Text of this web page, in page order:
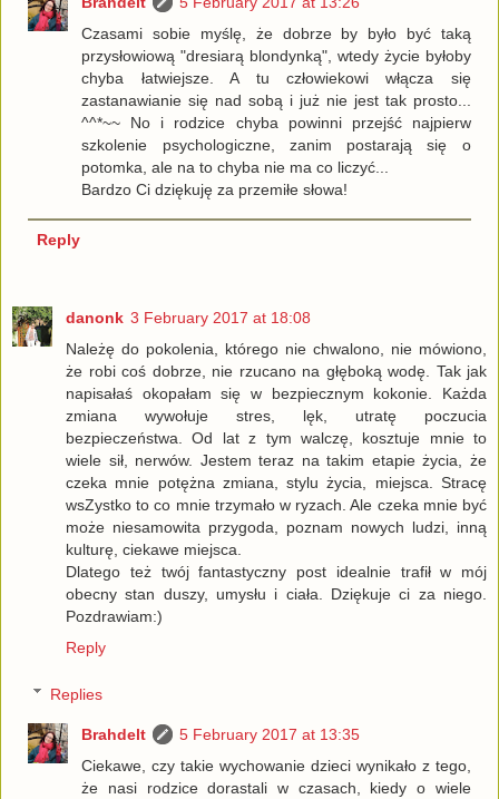
Czasami sobie myślę, że dobrze by było być taką
przysłowiową "dresiarą blondynką", wtedy życie byłoby
chyba łatwiejsze. A tu człowiekowi włącza się
zastanawianie się nad sobą i już nie jest tak prosto...
^^*~~ No i rodzice chyba powinni przejść najpierw
szkolenie psychologiczne, zanim postarają się o
potomka, ale na to chyba nie ma co liczyć...
Bardzo Ci dziękuję za przemiłe słowa!
Reply
danonk 3 February 2017 at 18:08
Należę do pokolenia, którego nie chwalono, nie mówiono,
że robi coś dobrze, nie rzucano na głęboką wodę. Tak jak
napisałaś okopałam się w bezpiecznym kokonie. Każda
zmiana wywołuje stres, lęk, utratę poczucia
bezpieczeństwa. Od lat z tym walczę, kosztuje mnie to
wiele sił, nerwów. Jestem teraz na takim etapie życia, że
czeka mnie potężna zmiana, stylu życia, miejsca. Stracę
wsZystko to co mnie trzymało w ryzach. Ale czeka mnie być
może niesamowita przygoda, poznam nowych ludzi, inną
kulturę, ciekawe miejsca.
Dlatego też twój fantastyczny post idealnie trafił w mój
obecny stan duszy, umysłu i ciała. Dziękuje ci za niego.
Pozdrawiam:)
Reply
Replies
Brahdelt
5 February 2017 at 13:35
Ciekawe, czy takie wychowanie dzieci wynikało z tego,
że nasi rodzice dorastali w czasach, kiedy o wiele